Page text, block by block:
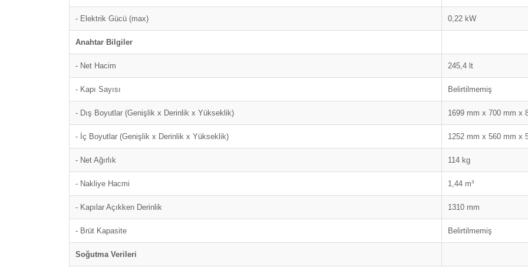
- Elektrik Gücü (max) 0,22 kW
Anahtar Bilgiler
- Net Hacim 245,4 lt
- Kapı Sayısı Belirtilmemiş
- Dış Boyutlar (Genişlik x Derinlik x Yükseklik) 1699 mm x 700 mm x
- İç Boyutlar (Genişlik x Derinlik x Yükseklik) 1252 mm x 560 mm x
- Net Ağırlık 114 kg
- Nakliye Hacmi 1,44 m³
- Kapılar Açıkken Derinlik 1310 mm
- Brüt Kapasite Belirtilmemiş
Soğutma Verileri